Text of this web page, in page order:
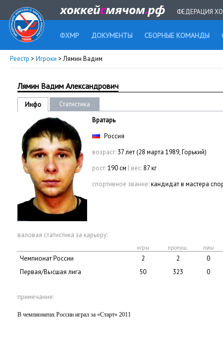
ФЕДЕРАЦИЯ
ФХМР ДОКУМЕНТЫ СБОРНЫЕ КОМАНДЫ
Реестр > Игроки > Лямин Вадим
Лямин Вадим Александрович
Инфо
Статистика
Вратарь
Россия
возраст: 37 лет (28 марта 1989, Горький)
рост:190 см | вес: 87 кг
спортивное звание:кандидат в мастера
валовая статистика за карьеру:
игры пропущ. голы
Чемпионат России 2 2
0
Первая/Высшая лига
50 323 0
примечание:
В чемпионатах России играл за «Старт» 2011